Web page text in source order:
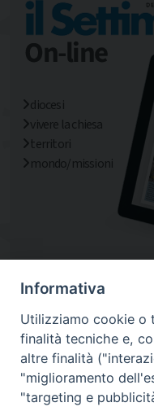
diocesi
vivere la chiesa
territori
mondo/missioni
Informativa
Utilizziamo cookie o
finalità tecniche e,
altre finalità
"miglioramento
"targeting e